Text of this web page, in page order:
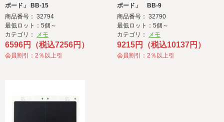
ボード」 BB-15
商品番号： 32794
最低ロット：5個～
カテゴリ：
メモ
6596円（税込7256円）
会員割引：2％以上引
ボード」 BB-9
商品番号： 32790
最低ロット：5個～
カテゴリ：
メモ
9215円（税込10137円）
会員割引：2％以上引